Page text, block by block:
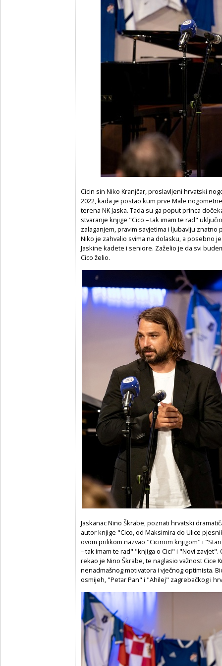
Cicin sin Niko Kranjčar, proslavljeni hrvatski
2022, kada je postao kum prve Male
terena NK Jaska. Tada su ga poput princa
stvaranje knjige "Cico – tak imam te rad"
zalaganjem, pravim savjetima i ljubavlju
Niko je zahvalio svima na dolasku, a posebno
Jaskine kadete i seniore. Zaželio je da svi
Cico želio.
Jaskanac Nino Škrabe, poznati hrvatski
autor knjige "Cico, od Maksimira do Ulice
ovom prilikom nazvao "Cicinom knjigom" i
– tak imam te rad" "knjiga o Cici" i "Novi
rekao je Nino Škrabe, te naglasio važnost Cice
nenadmašnog motivatora i vječnog optimista.
osmijeh, "Petar Pan" i "Ahilej" zagrebačkog i